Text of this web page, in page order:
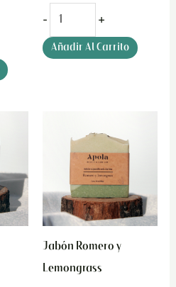
- +
Añadir Al Carrito
Jabón Romero y
Lemongrass
Romero
Lemongrass
cantidad